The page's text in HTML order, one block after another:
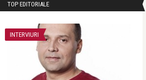
TOP EDITORIALE
INTERVIURI